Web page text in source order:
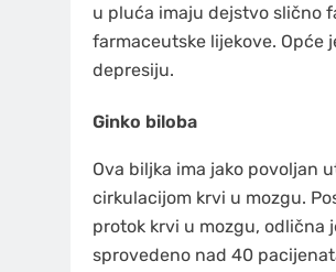
u pluća imaju dejstvo slično
farmaceutske lijekove. Opće
depresiju.
Ginko biloba
Ova biljka ima jako povoljan
cirkulacijom krvi u mozgu.
protok krvi u mozgu, odlična
sprovedeno nad 40